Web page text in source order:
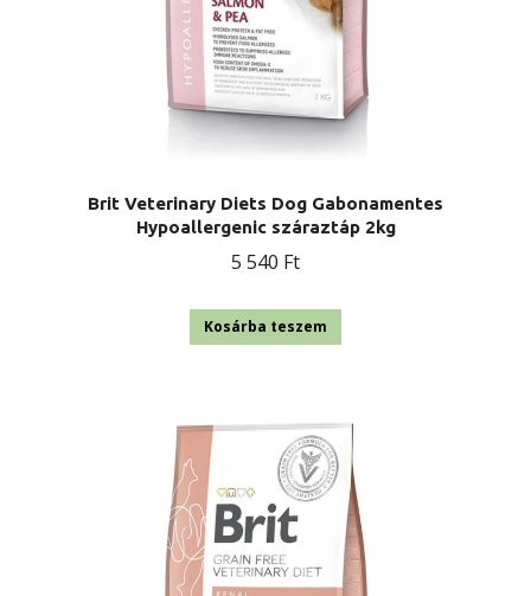
Brit Veterinary Diets Dog Gabonamentes
Hypoallergenic száraztáp 2kg
5 540 Ft
Kosárba teszem